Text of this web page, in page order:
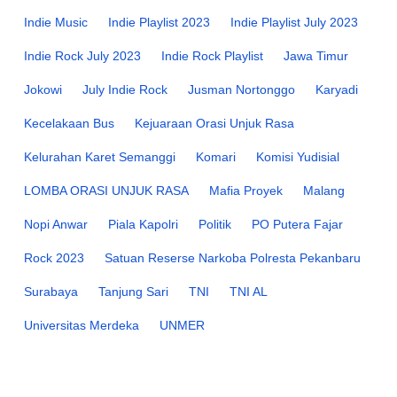
Indie Music Indie Playlist 2023 Indie Playlist July 2023
Indie Rock July 2023 Indie Rock Playlist Jawa Timur
Jokowi July Indie Rock Jusman Nortonggo Karyadi
Kecelakaan Bus Kejuaraan Orasi Unjuk Rasa
Kelurahan Karet Semanggi Komari Komisi Yudisial
LOMBA ORASI UNJUK RASA Mafia Proyek Malang
Nopi Anwar Piala Kapolri Politik PO Putera Fajar
Rock 2023 Satuan Reserse Narkoba Polresta Pekanbaru
Surabaya Tanjung Sari TNI TNI AL
Universitas Merdeka UNMER